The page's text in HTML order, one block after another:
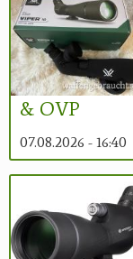
& OVP
07.08.2026 - 16:40